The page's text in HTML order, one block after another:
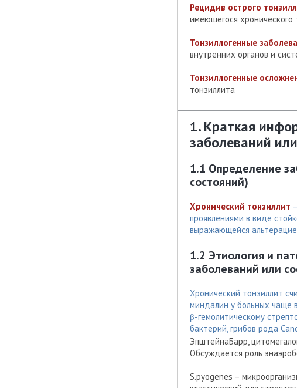
Рецидив острого
имеющегося хронического
Тонзиллогенные
внутренних органов и
Тонзиллогенные
тонзиллита
1. Краткая
заболеваний
1.1 Определение
состояний)
Хронический тонзиллит
проявлениями в виде
выражающейся
1.2 Этиология и
заболеваний или
Хронический тонзиллит
миндалин у больных чаще
β-гемолитическому
бактерий, грибов рода
ЭпштейнаБарр,
Обсуждается роль
S.pyogenes –